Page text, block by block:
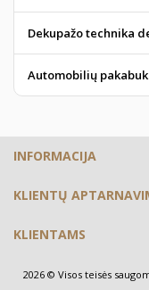
Dekupažo technika
Automobilių
INFORMACIJA
KLIENTŲ
KLIENTAMS
2026 © Visos teisės